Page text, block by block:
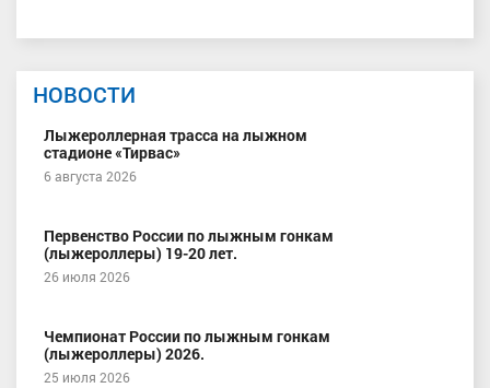
НОВОСТИ
Лыжероллерная трасса на лыжном
стадионе «Тирвас»
6 августа 2026
Первенство России по лыжным гонкам
(лыжероллеры) 19-20 лет.
26 июля 2026
Чемпионат России по лыжным гонкам
(лыжероллеры) 2026.
25 июля 2026